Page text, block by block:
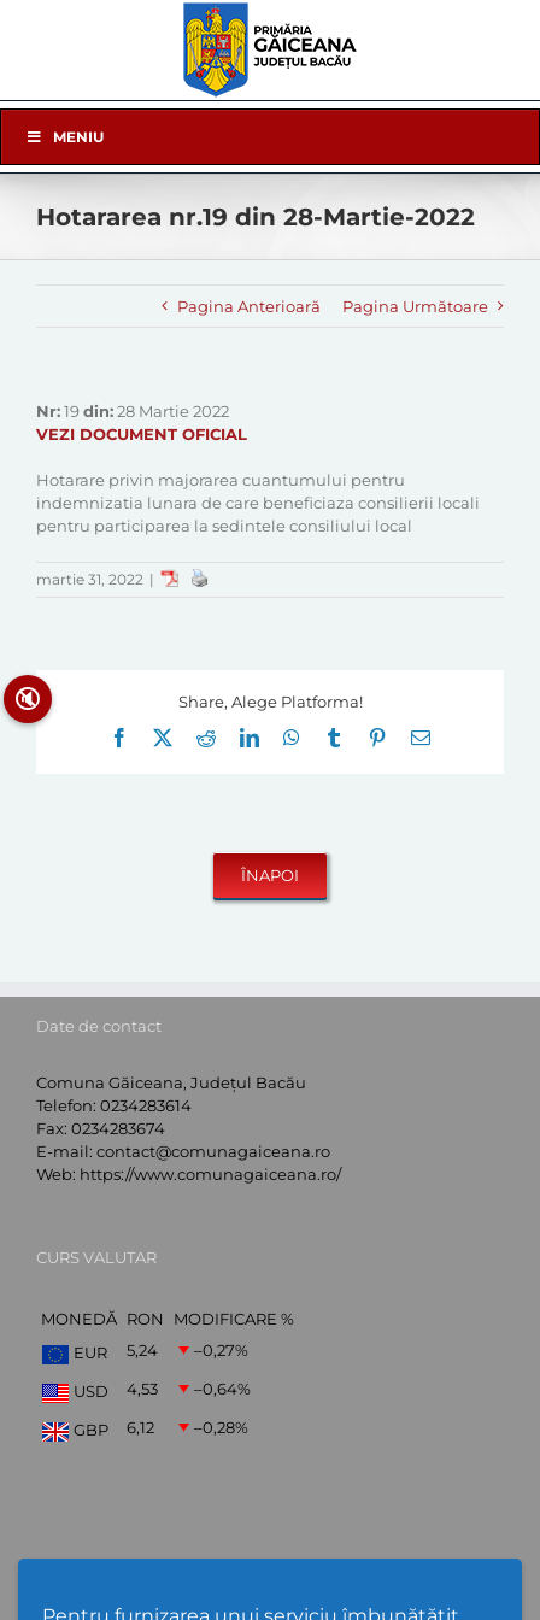
Navigation
MENIU
Hotararea nr.19 din 28-Martie-2022
Pagina Anterioară Pagina Următoare
Nr:19din:28 Martie 2022
VEZI DOCUMENT OFICIAL
Hotarare privin majorarea cuantumului pentru
indemnizatia lunara de care beneficiaza consilierii locali
pentru participarea la sedintele consiliului local
martie 31, 2022 |
Share, Alege Platforma!
Facebook
RedditLinkedInWhatsApp
Tumblr Pinterest
E-
Date de contact
Comuna Găiceana, Județul Bacău
Telefon: 0234283614
Fax: 0234283674
E-mail: contact@comunagaiceana.ro
Web: https://www.comunagaiceana.ro/
CURS VALUTAR
MONEDĂ RON
MODIFICARE %
EUR
5,24 –0,27%
USD 4,53 –0,64%
GBP 6,12 –0,28%
🔇